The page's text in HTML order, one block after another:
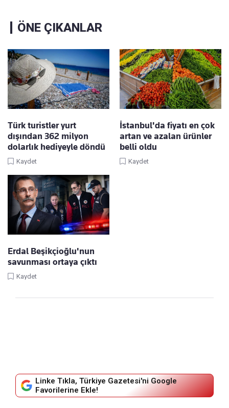
ÖNE ÇIKANLAR
Türk turistler yurt
dışından 362 milyon
dolarlık hediyeyle döndü
Kaydet
İstanbul'da fiyatı en çok
artan ve azalan ürünler
belli oldu
Kaydet
Erdal Beşikçioğlu'nun
savunması ortaya çıktı
Kaydet
Linke Tıkla, Türkiye Gazetesi'ni Google
Favorilerine Ekle!